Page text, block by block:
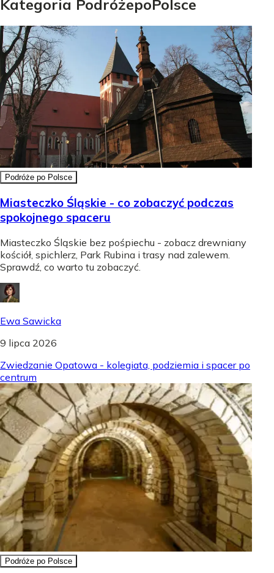
Kategoria Podróżepo Polsce
Podróże po Polsce
Miasteczko Śląskie - co zobaczyć podczas
spokojnego spaceru
Miasteczko Śląskie bez pośpiechu - zobacz drewniany
kościół, spichlerz, Park Rubina i trasy nad zalewem.
Sprawdź, co warto tu zobaczyć.
Ewa Sawicka
9 lipca 2026
Zwiedzanie Opatowa - kolegiata, podziemia i spacer po
centrum
Podróże po Polsce